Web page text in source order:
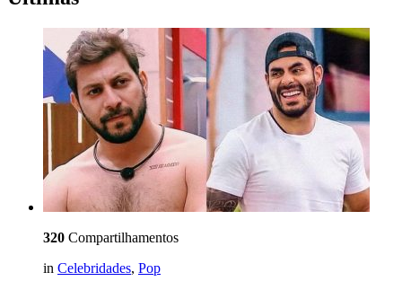
320 Compartilhamentos
in Celebridades, Pop